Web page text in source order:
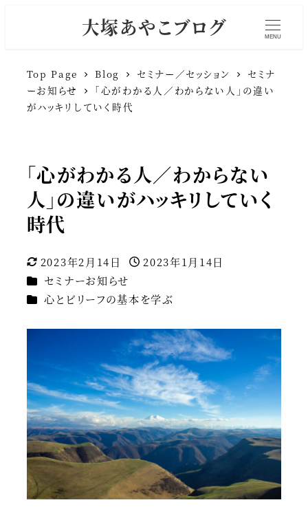
大塚あやこブログ MENU
Top Page Blog セミナー／セッション
セミナ
ーお知らせ
「心がわかる人／わからない人」の違い
がハッキリしていく時代
「心がわかる人／わからない
人」の違いがハッキリしていく
時代
更新日
2023年2月14日
投稿日
2023年1月14日
カテゴリー
セミナーお知らせ
カテゴリー
心とビリーフの基本を学ぶ